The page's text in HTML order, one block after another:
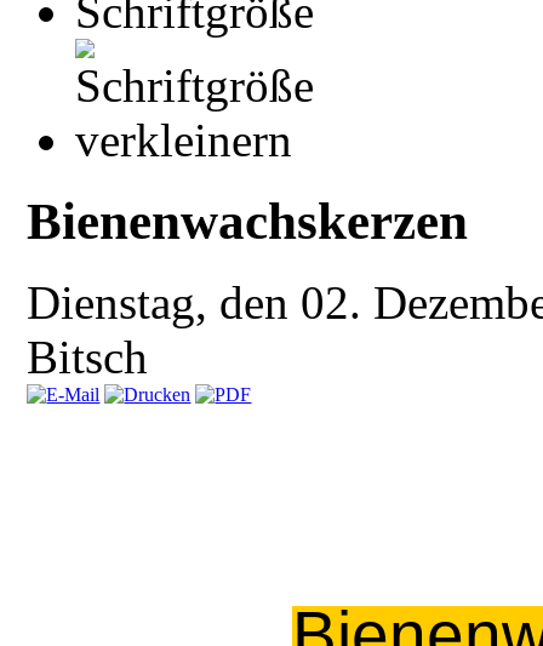
Bienenwachskerzen
Dienstag, den 02.
Bitsch